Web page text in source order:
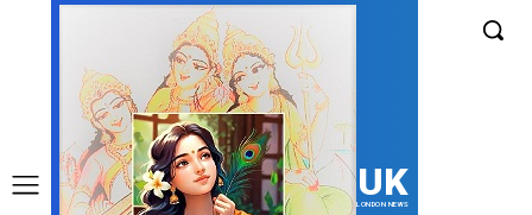
UK
LONDON NEWS